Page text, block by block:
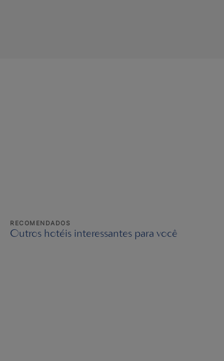
RECOMENDADOS
Outros hotéis interessantes para você